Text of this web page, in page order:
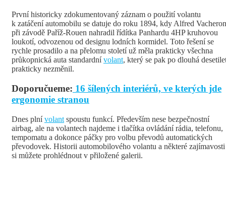
První historicky zdokumentovaný záznam o použití volantu
k zatáčení automobilu se datuje do roku 1894, kdy Alfred Vacheron
při závodě Paříž-Rouen nahradil řídítka Panhardu 4HP kruhovou
loukotí, odvozenou od designu lodních kormidel. Toto řešení se
rychle prosadilo a na přelomu století už měla prakticky všechna
průkopnická auta standardnívolant, který se pak po dlouhá
prakticky nezměnil.
Doporučueme: 16 šílených interiérů, ve kterých jde
ergonomie stranou
Dnes plnívolant spoustu funkcí. Především nese bezpečnostní
airbag, ale na volantech najdeme i tlačítka ovládání rádia, telefonu,
tempomatu a dokonce páčky pro volbu převodů automatických
převodovek. Historii automobilového volantu a některé zajímavosti
si můžete prohlédnout v přiložené galerii.